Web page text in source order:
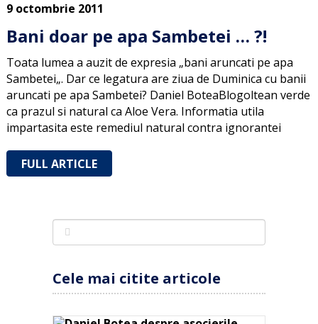
9 octombrie 2011
Bani doar pe apa Sambetei … ?!
Toata lumea a auzit de expresia „bani aruncati pe apa
Sambetei„. Dar ce legatura are ziua de Duminica cu banii
aruncati pe apa Sambetei? Daniel BoteaBlogoltean verde
ca prazul si natural ca Aloe Vera. Informatia utila
impartasita este remediul natural contra ignorantei
FULL ARTICLE
Cele mai citite articole